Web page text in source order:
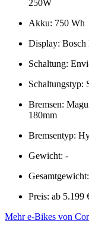
250W
Akku: 750 Wh
Display:
Schaltung:
Schaltungstyp:
Bremsen:
180mm
Bremsentyp:
Gewicht: -
Preis: ab 5.199
Mehr e-Bikes von